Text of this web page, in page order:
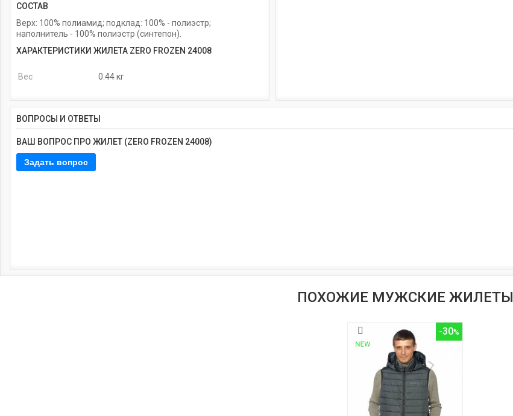
СОСТАВ
Верх: 100% полиамид; подклад: 100% - полиэстр;
наполнитель - 100% полиэстр (синтепон).
ХАРАКТЕРИСТИКИ ЖИЛЕТА ZERO FROZEN 24008
Вес 0.44 кг
ВОПРОСЫ И ОТВЕТЫ
ВАШ ВОПРОС ПРО ЖИЛЕТ (ZERO FROZEN 24008)
ПОХОЖИЕ МУЖСКИЕ ЖИЛЕТЫ
-30